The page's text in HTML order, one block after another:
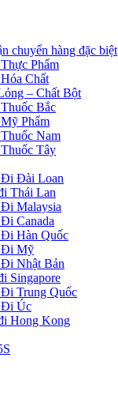
chuyển hàng đặc biệt
Phẩm
Chất
– Chất Bột
Bắc
Phẩm
Nam
Tây
Đài Loan
Thái Lan
Malaysia
Canada
Hàn Quốc
Đi Mỹ
Nhật Bản
Singapore
Trung Quốc
Đi Úc
Hong Kong